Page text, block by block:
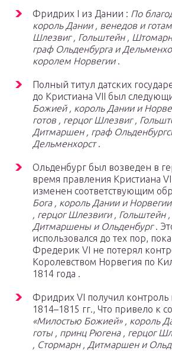
Фридрих I из Дании : По
король Дании , венедов и
Шлезвиг , Гольштейн ,
граф Ольденбурга и
королем Норвегии.
Полный титул датских
до Кристиана VII был
Божией , король Дании и
готов , герцог Шлезвиг ,
Дитмаршен , граф
Дельменхорст.
Ольденбург был возведен в
время правления Кристиана
изменен соответствующим
Бога , король Дании и
, герцог Шлезвиги , Гольштейн
Дитмаршены и Ольденбург.
использовался до тех пор,
Фредерик VI не потерял
Королевством Норвегия по
1814 года .
Фридрих VI получил
1814–1815 гг., Что привело к
«Милостью Божией» , король
готы , принц Рюгена , герцог
, Стормарн , Дитмаршен и